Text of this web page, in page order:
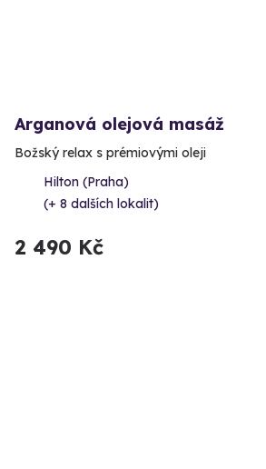
Arganová olejová masáž
Božský relax s prémiovými oleji
Hilton (Praha)
(+ 8 dalších lokalit)
2 490 Kč